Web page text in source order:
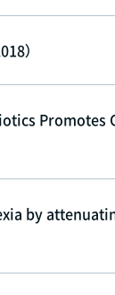
）
Promotes
by